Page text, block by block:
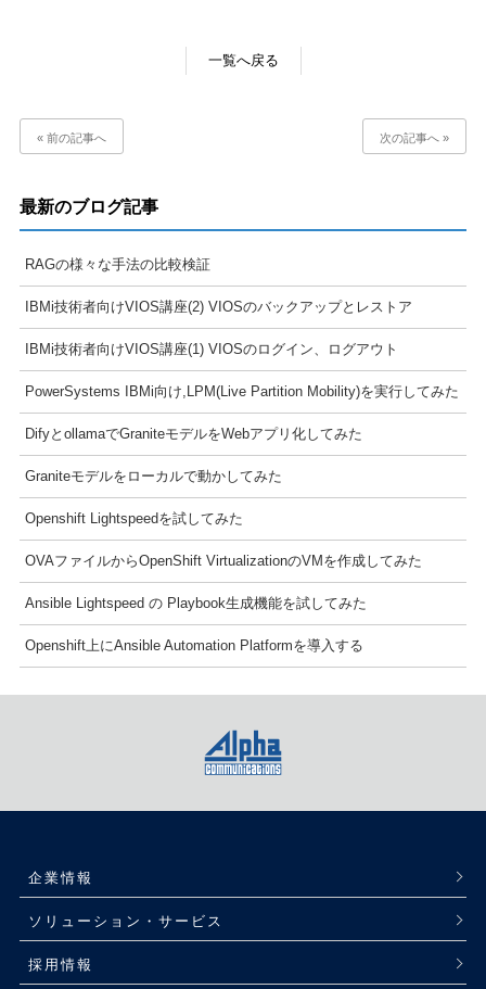
一覧へ戻る
« 前の記事へ 次の記事へ »
最新のブログ記事
RAGの様々な手法の比較検証
IBMi技術者向けVIOS講座(2) VIOSのバックアップとレストア
IBMi技術者向けVIOS講座(1) VIOSのログイン、ログアウト
PowerSystems IBMi向け,LPM(Live Partition Mobility)を実行してみた
DifyとollamaでGraniteモデルをWebアプリ化してみた
Graniteモデルをローカルで動かしてみた
Openshift Lightspeedを試してみた
OVAファイルからOpenShift VirtualizationのVMを作成してみた
Ansible Lightspeed の Playbook生成機能を試してみた
Openshift上にAnsible Automation Platformを導入する
企業情報
ソリューション・サービス
採用情報